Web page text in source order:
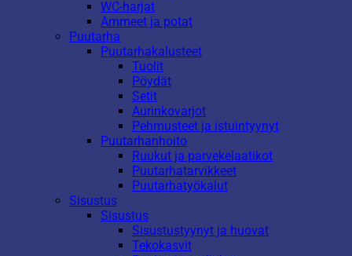
WC-harjat
Ammeet ja potat
Puutarha
Puutarhakalusteet
Tuolit
Pöydät
Setit
Aurinkovarjot
Pehmusteet ja istuintyynyt
Puutarhanhoito
Ruukut ja parvekelaatikot
Puutarhatarvikkeet
Puutarhatyökalut
Sisustus
Sisustus
Sisustustyynyt ja huovat
Tekokasvit